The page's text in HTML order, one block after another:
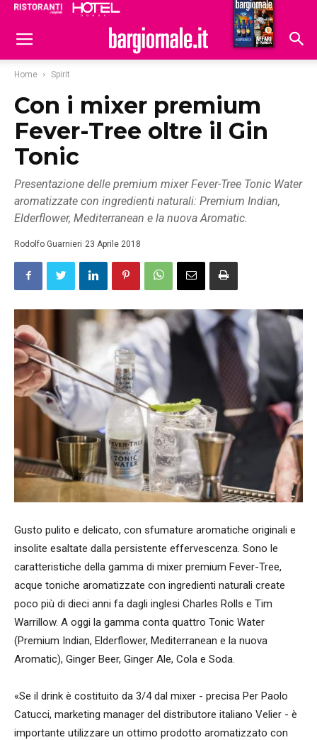
Hoteldomani
Home Spirit
Con i mixer premium
Fever-Tree oltre il Gin
Tonic
Presentazione delle premium mixer Fever-Tree Tonic Water
aromatizzate con ingredienti naturali: Premium Indian,
Elderflower, Mediterranean e la nuova Aromatic.
Rodolfo Guarnieri 23 Aprile 2018
Gusto pulito e delicato, con sfumature aromatiche originali e
insolite esaltate dalla persistente effervescenza. Sono le
caratteristiche della gamma di mixer premium Fever-Tree,
acque toniche aromatizzate con ingredienti naturali create
poco più di dieci anni fa dagli inglesi Charles Rolls e Tim
Warrillow. A oggi la gamma conta quattro Tonic Water
(Premium Indian, Elderflower, Mediterranean e la nuova
Aromatic), Ginger Beer, Ginger Ale, Cola e Soda.
«Se il drink è costituito da 3/4 dal mixer - precisa Per Paolo
Catucci, marketing manager del distributore italiano Velier - è
importante utilizzare un ottimo prodotto aromatizzato con